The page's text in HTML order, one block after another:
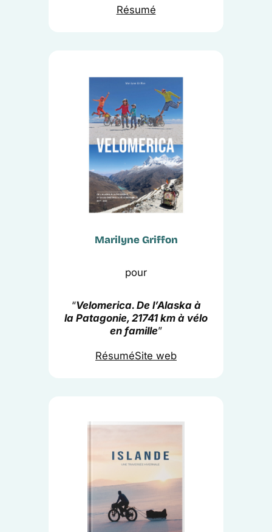
Résumé
Marilyne Griffon
pour
“Velomerica. De l’Alaska à
la Patagonie, 21741 km à vélo
en famille”
RésuméSite web